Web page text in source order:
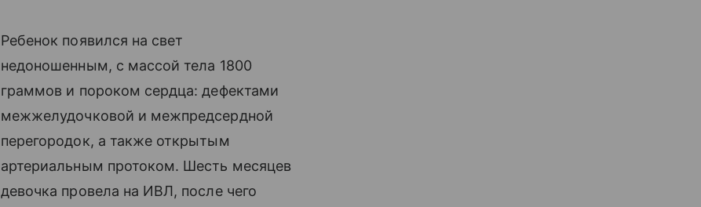
Ребенок появился на свет
недоношенным, с массой тела 1800
граммов и пороком сердца: дефектами
межжелудочковой и межпредсердной
перегородок, а также открытым
артериальным протоком. Шесть месяцев
девочка провела на ИВЛ, после чего